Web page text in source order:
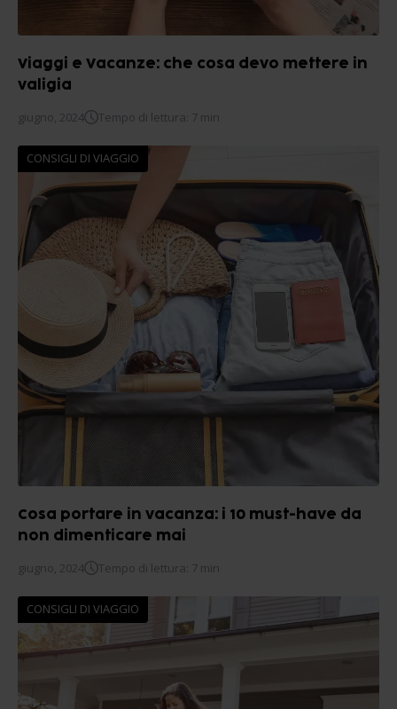
Viaggi e Vacanze: che cosa devo mettere in
valigia
giugno, 2024 Tempo di lettura: 7 min
CONSIGLI DI VIAGGIO
Cosa portare in vacanza: i 10 must-have da
non dimenticare mai
giugno, 2024 Tempo di lettura: 7 min
CONSIGLI DI VIAGGIO